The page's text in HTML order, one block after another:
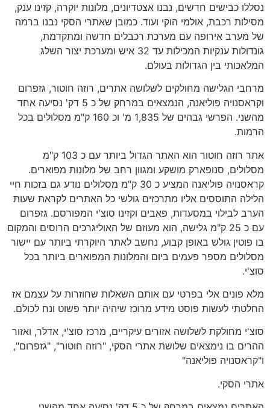
נסללו כבישים חדשים, נבנו אצטדיונים, מלונות יוקרה, קזינו ענק,
מסילות רכבת, אולמי הוקי ועוד. כמובן שאתרי הסקי נבנו ברמה
של מערב אירופה עם מערכת רכבלים חדשה ומתקדמת,
גונדולות ענקיות המכילות עד 32 איש ומערכת יצור השלג
המלאכותי בין הגדולות בעולם.
מרחבי הגלישה מחולקים לשלושה אתרים, רוזה חוטור, גזפרום
וקראסנויה פוליאנה, הנמצאים במרחק של כ 5 דק' נסיעה אחד
מהשני. הפרשי גבהים של 1,835 מ' וכ 160 ק"מ מסלולים בכל
הרמות.
אתר רוזה חוטור הוא האתר הגדול ביותר עם כ 103 ק"מ
מסלולים, סנופארק מושקע ומגוון רחב של מלונות מפוארים.
קראסנויה פוליאנה המציע כ 30 ק"מ מסלולים נודע גם בזכות חיי
הלילה התוססים אליו מתרכזים גולשי כל האתרים לקראת שעות
הערב לבילוי במסעדות, פאבים וקזינו סוצ'י המפורסם. גזפרום
עם כ 25 ק"מ גלישה, הוא מעוזם של האוליגרכים הרוסים והמקום
בו פוטין גולש באופן קבוע, נחשב לאתר היוקרתי ביותר עם יישור
מסלולים מספר פעמים ביום והמלונות המפוארים ביותר בכל
סוצ'י.
מלא פונים אלי בפרטי עם אותם השאלות שחוזרות על עצמם אז
החלטתי לעשות פוסט מידע מרוכז שיהיה יותר פשוט ונח לכולם.
סוצ'י מחולקת לשלושה אזורים עיקריים, מרכז סוצ'י, אדלר, ואזור
ההרים בו נימצאים שלושת אתרי הסקי, "רוזה חוטור", "גזפרום",
ו"קראסנויה פוליאנה"
אתרי הסקי.